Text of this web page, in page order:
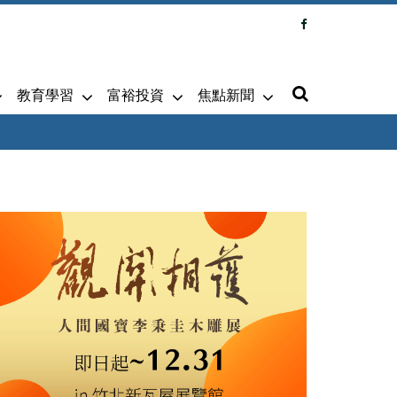
教育學習 富裕投資 焦點新聞